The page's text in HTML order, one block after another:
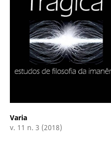
Varia
v. 11 n. 3 (2018)